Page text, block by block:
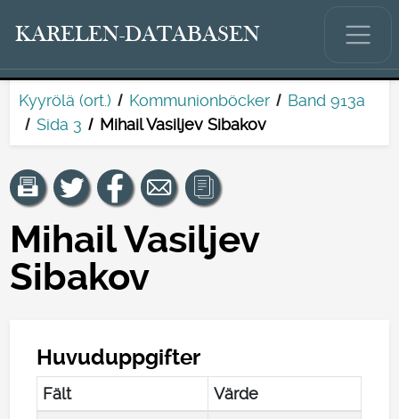
KARELEN-DATABASEN
Kyyrölä (ort.) Kommunionböcker
Band 913a
Sida 3
Mihail Vasiljev Sibakov
Mihail Vasiljev
Sibakov
Huvuduppgifter
Fält
Värde